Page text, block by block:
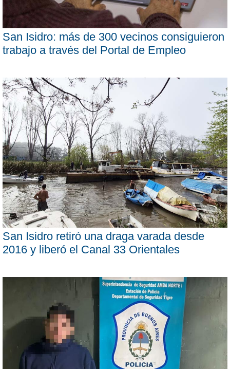
San Isidro: más de 300 vecinos consiguieron
trabajo a través del Portal de Empleo
San Isidro retiró una draga varada desde
2016 y liberó el Canal 33 Orientales